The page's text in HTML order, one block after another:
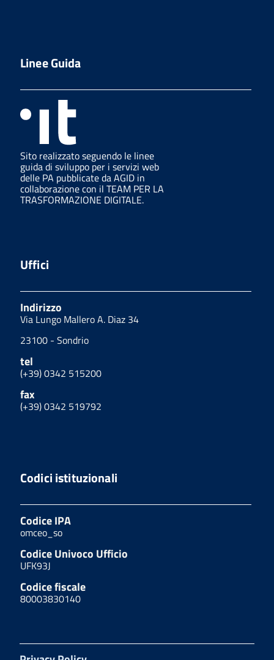
Linee Guida
Sito realizzato seguendo le linee
guida di sviluppo per i servizi web
delle PA pubblicate da AGID in
collaborazione con il TEAM PER LA
TRASFORMAZIONE DIGITALE.
Uffici
Indirizzo
Via Lungo Mallero A. Diaz 34
23100 - Sondrio
tel
(+39) 0342 515200
fax
(+39) 0342 519792
Codici istituzionali
Codice IPA
omceo_so
Codice Univoco Ufficio
UFK93J
Codice fiscale
80003830140